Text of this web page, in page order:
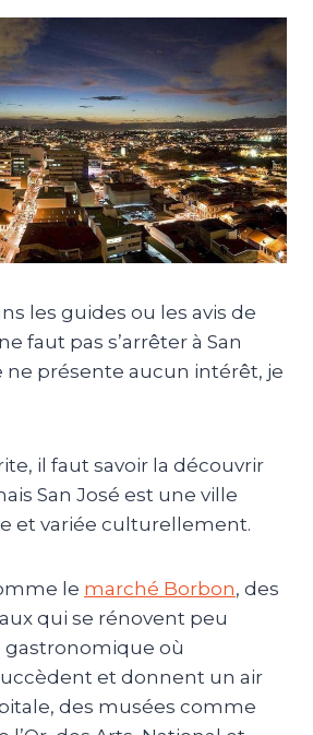
les guides ou les avis de
faut pas s’arrêter à San
ne présente aucun intérêt, je
il faut savoir la découvrir
San José est une ville
et variée culturellement.
le marché Borbon, des
qui se rénovent peu
gastronomique où
et donnent un air
des musées comme